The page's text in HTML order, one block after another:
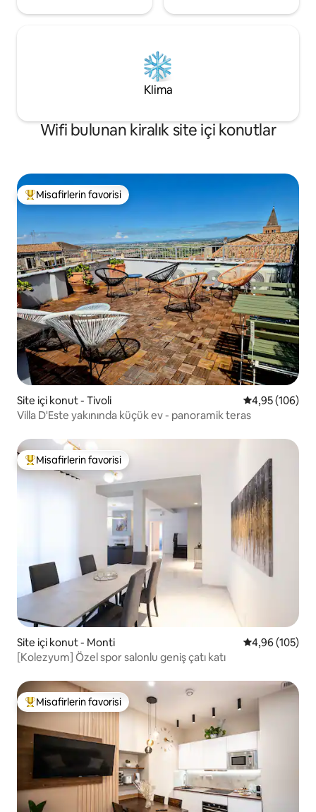
Klima
Wifi bulunan kiralık site içi konutlar
Misafirlerin favorilerinden en beğenilenler arasında
Misafirlerin favorisi
Site içi konut - Tivoli 5 üzerinden
4,95 (106)
Villa D'Este yakınında küçük ev - panoramik teras
Misafirlerin favorilerinden en beğenilenler arasında
Misafirlerin favorisi
Site içi konut - Monti 5 üzerinden
4,96 (105)
[Kolezyum] Özel spor salonlu geniş çatı katı
Misafirlerin favorilerinden en beğenilenler arasında
Misafirlerin favorisi